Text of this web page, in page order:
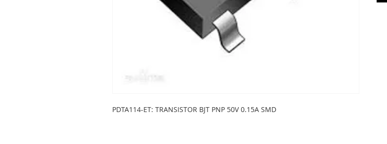
PDTA114-ET: TRANSISTOR BJT PNP 50V 0.15A SMD